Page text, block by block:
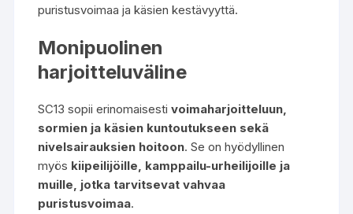
puristusvoimaa ja käsien kestävyyttä.
Monipuolinen
harjoitteluväline
SC13 sopii erinomaisestivoimaharjoitteluun,
sormien ja käsien kuntoutukseen sekä
nivelsairauksien hoitoon. Se on hyödyllinen
myös kiipeilijöille, kamppailu-urheilijoille ja
muille, jotka tarvitsevat vahvaa
puristusvoimaa.